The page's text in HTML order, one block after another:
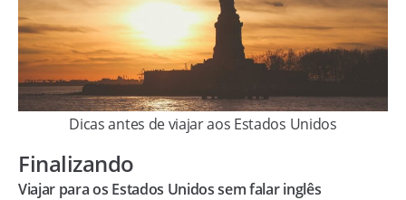
Dicas antes de viajar aos Estados Unidos
Finalizando
Viajar para os Estados Unidos sem falar inglês